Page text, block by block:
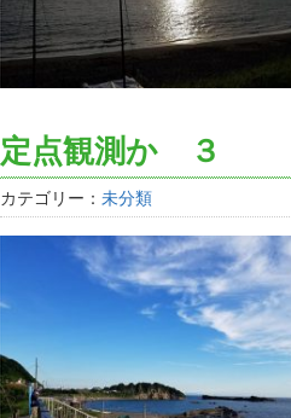
定点観測か ３
カテゴリー： 未分類